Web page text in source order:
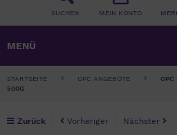
SUCHEN MEIN KONTO
MENÜ
STARTSEITE OPC ANGEBOTE
OPC
500G
Zurück Vorheriger Nächster